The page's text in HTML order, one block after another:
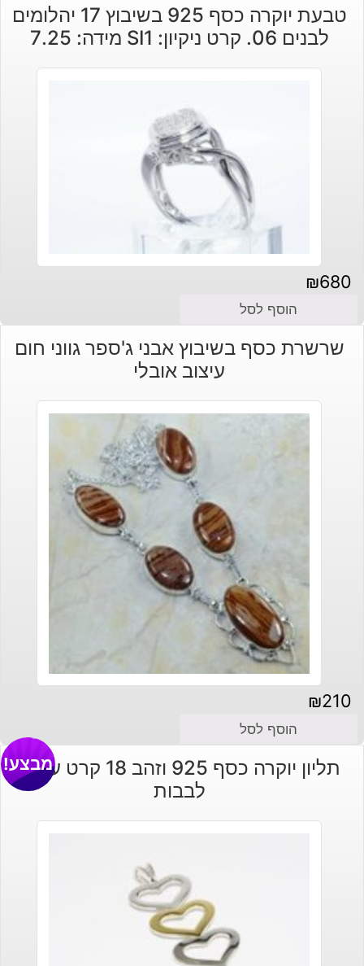
היה:
₪120.
הוא:
₪90.
טבעת יוקרה כסף 925 בשיבוץ 17 יהלומים
לבנים 06. קרט ניקיון: SI1 מידה: 7.25
₪680
הוסף לסל
שרשרת כסף בשיבוץ אבני ג'ספר גווני חום
עיצוב אובלי
₪210
הוסף לסל
תליון יוקרה כסף 925 וזהב 18 קרט עיצוב
לבבות
מבצע!